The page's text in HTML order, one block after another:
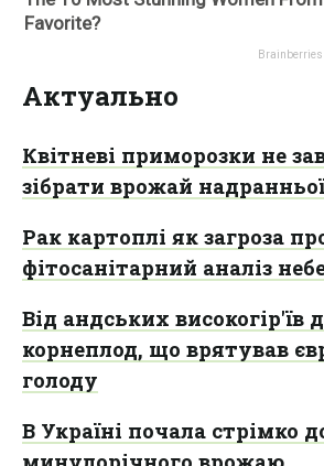
Актуально
Квітневі приморозки не
зібрати врожай
Рак картоплі як загроза
фітосанітарний аналіз
Від андських високогір'їв
корнеплод, що врятував
голоду
В Україні почала стрімко